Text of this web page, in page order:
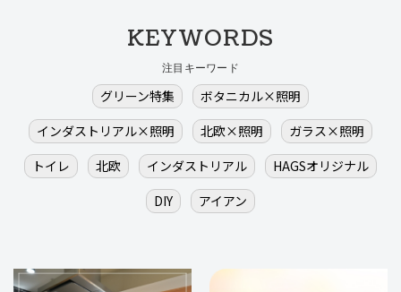
KEYWORDS
注目キーワード
グリーン特集
ボタニカル×照明
インダストリアル×照明
北欧×照明
ガラス×照明
トイレ
北欧 インダストリアル
HAGSオリジナル
DIY
アイアン